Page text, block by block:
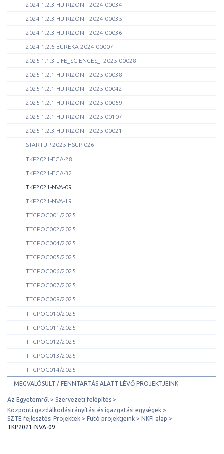
2024-1.2.3-HU-RIZONT-2024-00034
2024-1.2.3-HU-RIZONT-2024-00035
2024-1.2.3-HU-RIZONT-2024-00036
2024-1.2.6-EUREKA-2024-00007
2025-1.1.3-LIFE_SCIENCES_I-2025-00028
2025-1.2.1-HU-RIZONT-2025-00038
2025-1.2.1-HU-RIZONT-2025-00042
2025-1.2.1-HU-RIZONT-2025-00069
2025-1.2.1-HU-RIZONT-2025-00107
2025-1.2.3-HU-RIZONT-2025-00021
STARTUP-2025-HSUP-026
TKP2021-EGA-28
TKP2021-EGA-32
TKP2021-NVA-09
TKP2021-NVA-19
TTCPOC001/2025
TTCPOC002/2025
TTCPOC004/2025
TTCPOC005/2025
TTCPOC006/2025
TTCPOC007/2025
TTCPOC008/2025
TTCPOC010/2025
TTCPOC011/2025
TTCPOC012/2025
TTCPOC013/2025
TTCPOC014/2025
MEGVALÓSULT / FENNTARTÁS ALATT LÉVŐ PROJEKTJEINK
Az Egyetemről
Szervezeti felépítés
Központi gazdálkodásirányítási és igazgatási egységek
SZTE fejlesztési Projektek
Futó projektjeink
NKFI alap
TKP2021-NVA-09